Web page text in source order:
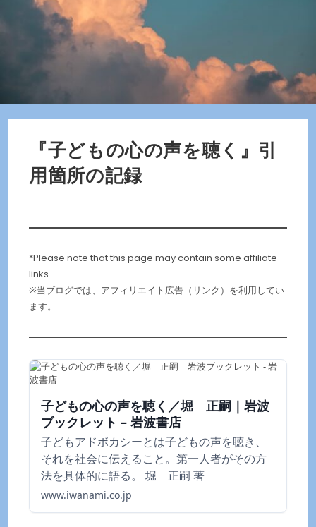
『子どもの心の声を聴く』引
用箇所の記録
*Please note that this page may contain some affiliate
links.
※当ブログでは、アフィリエイト広告（リンク）を利用してい
ます。
子どもの心の声を聴く／堀 正嗣｜岩波
ブックレット – 岩波書店
子どもアドボカシーとは子どもの声を聴き、
それを社会に伝えること。第一人者がその方
法を具体的に語る。 堀 正嗣 著
www.iwanami.co.jp